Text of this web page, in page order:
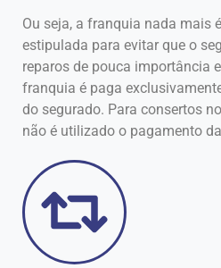
Ou seja, a franquia nada mais
estipulada para evitar que o
reparos de pouca importância
franquia é paga
do segurado. Para consertos
não é utilizado o pagamento